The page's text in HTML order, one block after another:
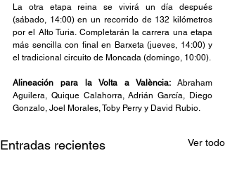
La otra etapa reina se vivirá un día después
(sábado, 14:00) en un recorrido de 132 kilómetros
por el Alto Turia. Completarán la carrera una etapa
más sencilla con final en Barxeta (jueves, 14:00) y
el tradicional circuito de Moncada (domingo, 10:00).
Alineación para la Volta a València: Abraham
Aguilera, Quique Calahorra, Adrián García, Diego
Gonzalo, Joel Morales, Toby Perry y David Rubio.
Entradas recientes Ver todo